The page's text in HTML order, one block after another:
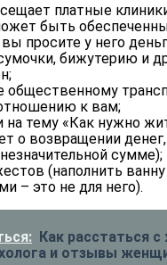
платные
быть
просите у него
бижутерию и
общественному
к вам;
на тему «Как нужно
о возвращении
сумме);
(наполнить
– это не для него).
Как расстаться
и отзывы